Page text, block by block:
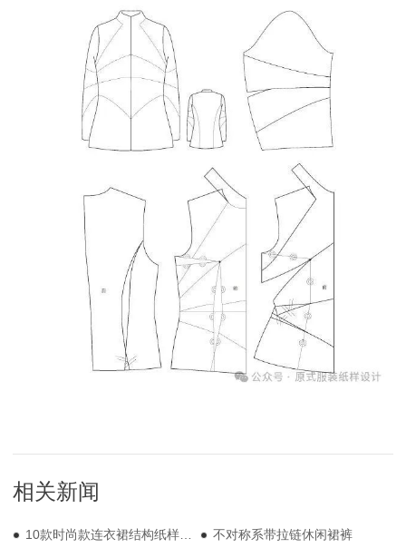
相关新闻
10款时尚款连衣裙结构纸样裁剪制版图 不对称系带拉链休闲裙裤